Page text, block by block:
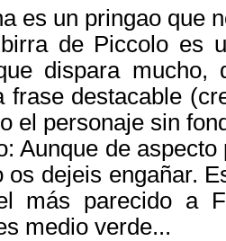
es un pringao que
de Piccolo es
dispara
frase destacable
el personaje sin
Aunque de
os dejeis engañar.
más parecido a
medio verde...